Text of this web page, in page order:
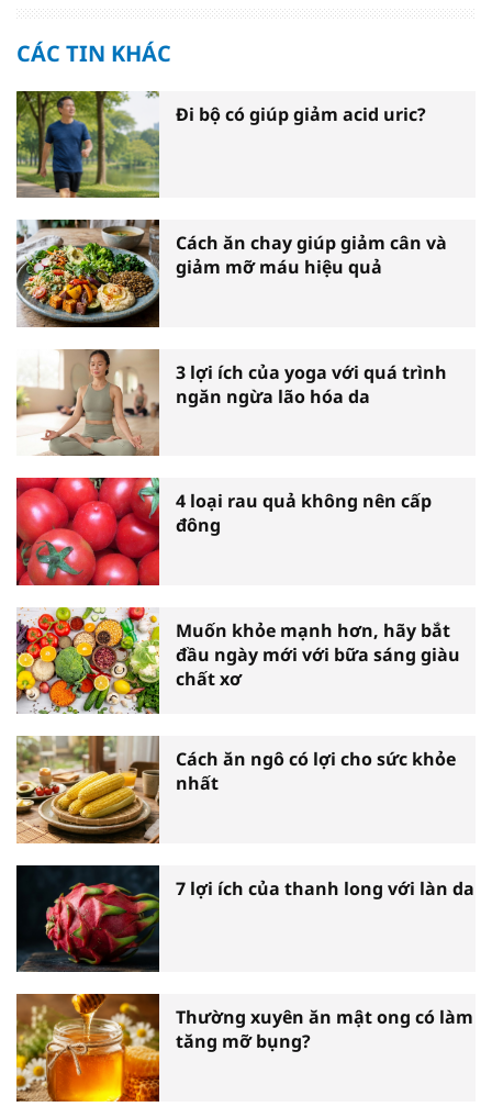
CÁC TIN KHÁC
Đi bộ có giúp giảm acid uric?
Cách ăn chay giúp giảm cân và
giảm mỡ máu hiệu quả
3 lợi ích của yoga với quá trình
ngăn ngừa lão hóa da
4 loại rau quả không nên cấp
đông
Muốn khỏe mạnh hơn, hãy bắt
đầu ngày mới với bữa sáng giàu
chất xơ
Cách ăn ngô có lợi cho sức khỏe
nhất
7 lợi ích của thanh long với làn da
Thường xuyên ăn mật ong có làm
tăng mỡ bụng?